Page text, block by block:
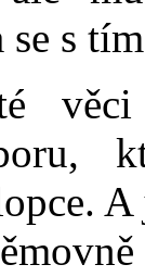
se s